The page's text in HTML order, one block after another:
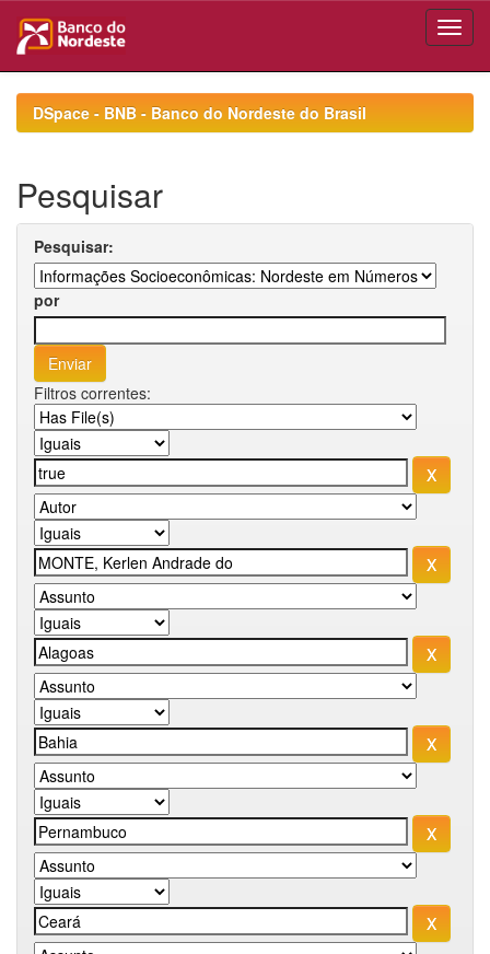
navigationDSpace - BNB - Banco do Nordeste do Brasil
Pesquisar
Pesquisar:
por
Filtros correntes: